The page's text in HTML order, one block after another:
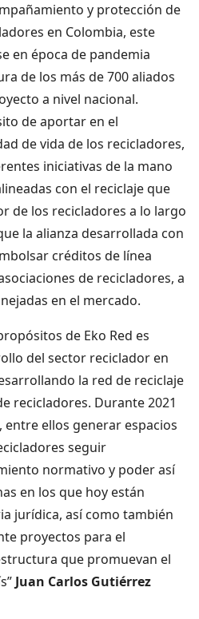
y protección de
en Colombia, este
en época de pandemia
de los más de 700 aliados
a nivel nacional.
de aportar en el
de vida de los recicladores,
iniciativas de la mano
con el reciclaje que
de los recicladores a lo largo
la alianza desarrollada con
créditos de línea
de recicladores, a
en el mercado.
de Eko Red es
del sector reciclador en
la red de reciclaje
recicladores. Durante 2021
ellos generar espacios
seguir
normativo y poder así
en los que hoy están
jurídica, así como también
proyectos para el
que promuevan el
Juan Carlos Gutiérrez